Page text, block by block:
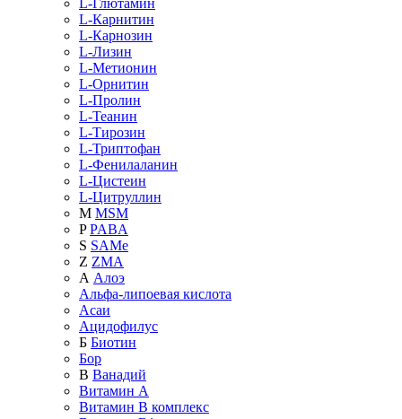
L-Глютамин
L-Карнитин
L-Карнозин
L-Лизин
L-Метионин
L-Орнитин
L-Пролин
L-Теанин
L-Тирозин
L-Триптофан
L-Фенилаланин
L-Цистеин
L-Цитруллин
M MSM
P PABA
S SAMe
Z ZMA
А Алоэ
Альфа-липоевая кислота
Асаи
Ацидофилус
Б Биотин
Бор
В Ванадий
Витамин A
Витамин B комплекс